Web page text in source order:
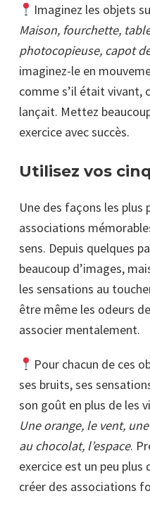
Imaginez les objets
Maison, fourchette,
photocopieuse, capot
imaginez-le en
comme s’il était vivant,
lançait. Mettez
exercice avec succès.
Utilisez vos
Une des façons les plus
associations
sens. Depuis quelques
beaucoup d’images,
les sensations au
être même les odeurs
associer mentalement.
Pour chacun de ces
ses bruits, ses
son goût en plus de les
Une orange, le vent,
au chocolat, l’espace.
exercice est un peu
créer des associations